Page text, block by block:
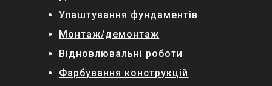
Улаштування фундаментів
Монтаж/демонтаж
Відновлювальні роботи
Фарбування конструкцій